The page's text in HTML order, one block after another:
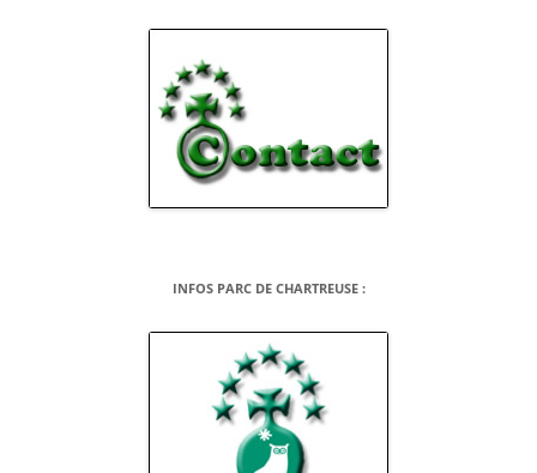
INFOS PARC DE CHARTREUSE :